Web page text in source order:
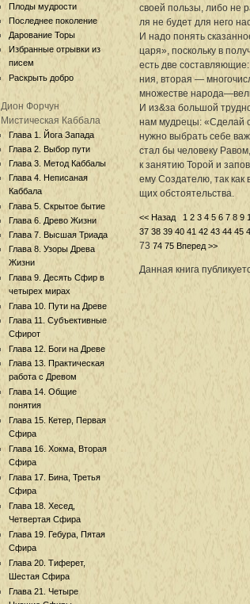
Плоды мудрости
Последнее поколение
Дарование Торы
Избранные отрывки из
писем
Раскрыть добро
Дион Форчун
Мистическая Каббала
Глава 1. Йога Запада
Глава 2. Выбор пути
Глава 3. Метод Каббалы
Глава 4. Неписаная
Каббала
Глава 5. Скрытое бытие
Глава 6. Древо Жизни
Глава 7. Высшая Триада
Глава 8. Узоры Древа
Жизни
Глава 9. Десять Сфир в
четырех мирах
Глава 10. Пути на Древе
Глава 11. Субъективные
Сфирот
Глава 12. Боги на Древе
Глава 13. Практическая
работа с Древом
Глава 14. Общие
понятия
Глава 15. Кетер, Первая
Сфира
Глава 16. Хокма, Вторая
Сфира
Глава 17. Бина, Третья
Сфира
Глава 18. Хесед,
Четвертая Сфира
Глава 19. Гебура, Пятая
Сфира
Глава 20. Тиферет,
Шестая Сфира
Глава 21. Четыре
своей пользы, либо не
ля не будет для него
И надо понять
царя», поскольку в
есть две
ния, вторая —
множестве
И из&за большой
нам мудрецы: «Сделай
нужно выбрать себе
стал бы человеку
к занятию Торой и
ему Создателю, так как
щих обстоятельства.
<< Назад 1 2 3 4 5 6 7 8 9
37 38 39 40 41 42 43 44 45
73 74 75 Вперед >>
Данная книга